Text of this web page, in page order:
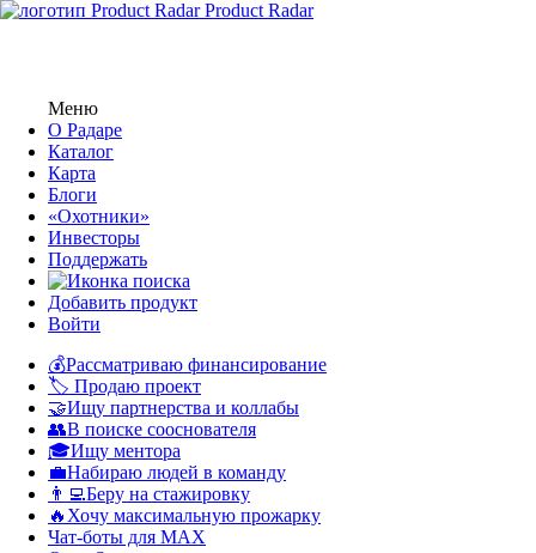
Product Radar
Меню
О Радаре
Каталог
Карта
Блоги
«Охотники»
Инвесторы
Поддержать
Добавить продукт
Войти
💰Рассматриваю финансирование
🏷️ Продаю проект
🤝Ищу партнерства и коллабы
👥В поиске сооснователя
🎓Ищу ментора
💼Набираю людей в команду
👨‍💻Беру на стажировку
🔥Хочу максимальную прожарку
Чат-боты для MAX